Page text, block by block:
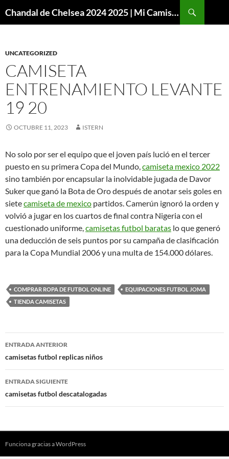
Chandal de Chelsea 2024 2025 | Mi Camiseta Futbol
UNCATEGORIZED
CAMISETA
ENTRENAMIENTO LEVANTE
19 20
OCTUBRE 11, 2023 ISTERN
No solo por ser el equipo que el joven país lució en el tercer
puesto en su primera Copa del Mundo,camiseta mexico 2022
sino también por encapsular la inolvidable jugada de Davor
Suker que ganó la Bota de Oro después de anotar seis goles en
sietecamiseta de mexico partidos. Camerún ignoró la orden y
volvió a jugar en los cuartos de final contra Nigeria con el
cuestionado uniforme,camisetas futbol baratas lo que generó
una deducción de seis puntos por su campaña de clasificación
para la Copa Mundial 2006 y una multa de 154.000 dólares.
COMPRAR ROPA DE FUTBOL ONLINE
EQUIPACIONES FUTBOL JOMA
TIENDA CAMISETAS
Navegación
de
entradas
ENTRADA ANTERIOR
camisetas futbol replicas niños
ENTRADA SIGUIENTE
camisetas futbol descatalogadas
Funciona gracias a WordPress